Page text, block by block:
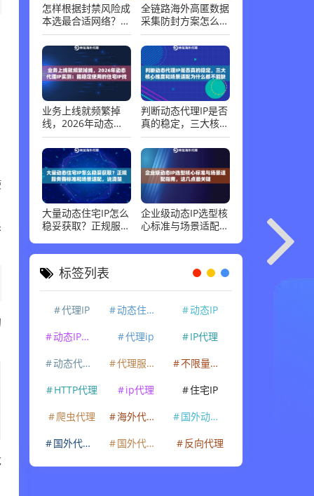
怎样根据封禁风险成
本选最合适网络？控
制海外业务单价决策
指南
全链路海外高匿数据
采集防封方案怎么
写？代理IP池搭建到
请求伪装详述
业务上线就频繁掉
线，2026年动态代
理IP实测：能稳定使
用的住宅IP找到了
判断动态代理IP是否
真的稳定，三大核心
维度和场景适配为什
么都不能缺
大量动态住宅IP怎么
稳妥获取？正规服务
说清楚
企业级动态IP选型核
心标准与场景适配指
标签列表
代理IP 动态住宅IP
动态IP
动态IP代理
代理ip
IP代理
动态代理IP
代理服务器
不限量代理IP
HTTP代理
ip代理
住宅IP
爬虫代理
海外代理ip
国外动态IP
国外代理IP
国外代理ip 反向代理